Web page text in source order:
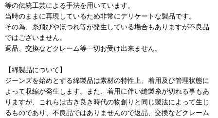
等の伝統工芸による手法を用いています。
当時のままに再現しているため非常にデリケートな製品です。
その為、糸飛びやほつれ等が発生している場合もありますが不良品
ではございません。
返品、交換などクレーム等一切お受け出来ません。
【綿製品について】
ジーンズを始めとする綿製品は素材の特性上、着用及び管理状態に
よって収縮が発生します。また、着用に伴い縫製糸が切れる事もあ
りますが、これらは古き良き時代の物創りと同じ製法によって生じ
るものであり、不良品ではありませんので返品、交換などクレーム